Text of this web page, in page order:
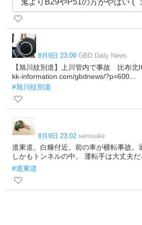
鬼よりB29やP51の方がやばい (´
8月9日 23:09 GBD Daily News
【旭川紋別道】上川管内で事故 比布北
kk-information.com/gbdnews/?p=600…
#旭川紋別道
8月9日 23:02 serosuke
道東道。白糠付近。前の車が横転事故。
しかもトンネルの中。 運転手は大丈夫だ
#道東道